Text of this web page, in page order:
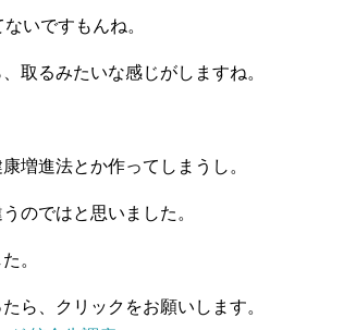
いですもんね。
取るみたいな感じがしますね。
増進法とか作ってしまうし。
のではと思いました。
。
ら、クリックをお願いします。